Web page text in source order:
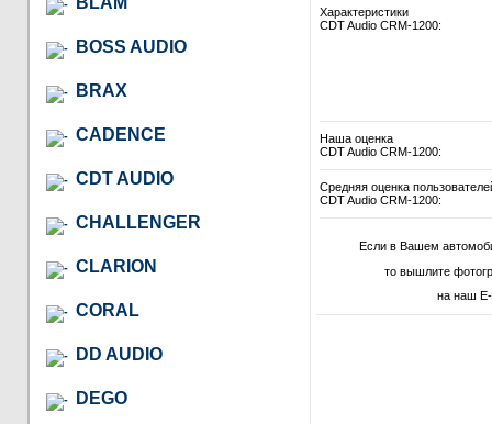
BOSS AUDIO
BRAX
CADENCE
CDT AUDIO
CHALLENGER
CLARION
CORAL
DD AUDIO
DEGO
Характеристики
CDT Audio CRM-1200:
Наша оценка
CDT Audio CRM-1200:
Средняя оценка
CDT Audio CRM-1200:
Если в Вашем
то вышлите
на наш